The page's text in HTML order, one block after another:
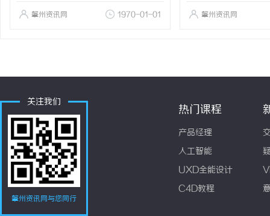
肇州资讯网 1970-01-01 肇州资讯网
关注我们
肇州资讯网与您同行
热门课程
产品经理
人工智能
UXD全能设计
C4D教程